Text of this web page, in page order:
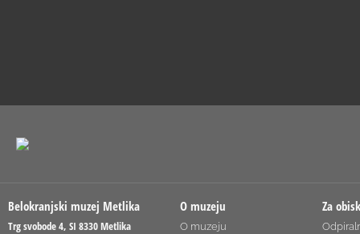
Belokranjski muzej Metlika
Trg svobode 4, SI 8330 Metlika
O muzeju
O muzeju
Za